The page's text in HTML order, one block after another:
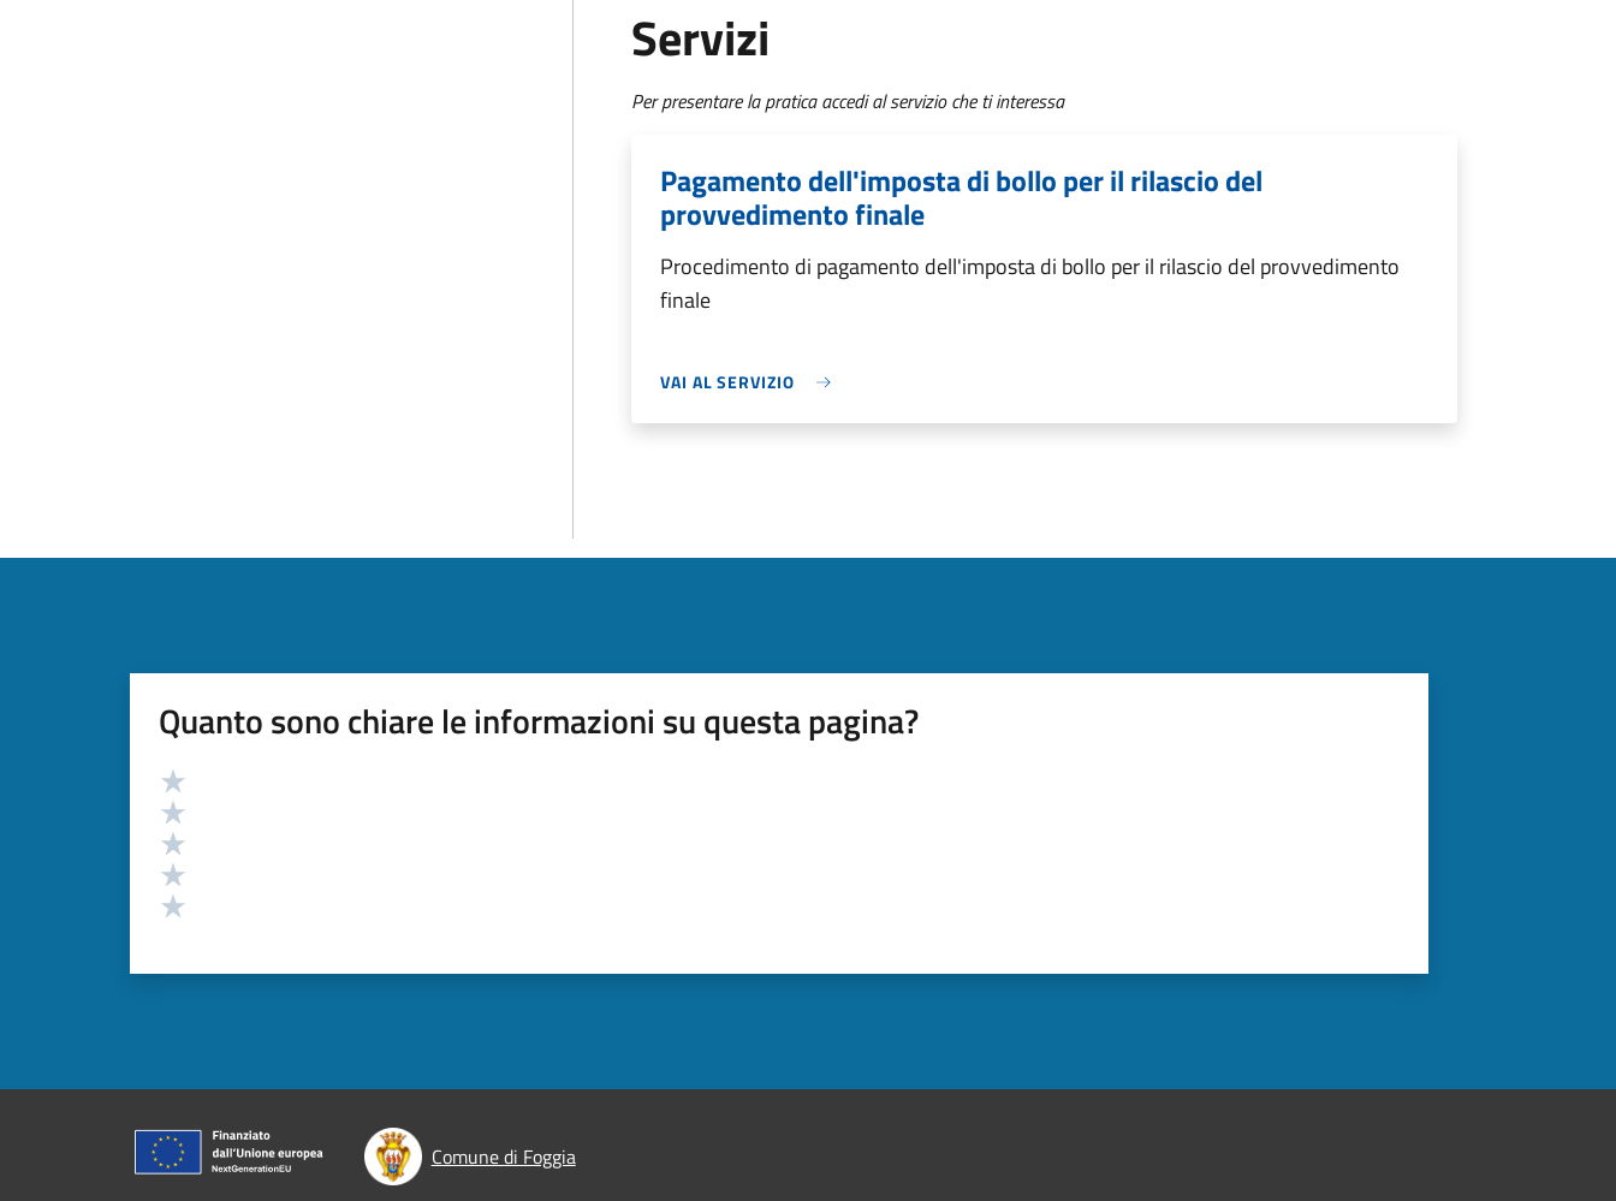
Servizi
Per presentare la pratica accedi al servizio che ti interessa
Pagamento dell'imposta di bollo per il rilascio del
provvedimento finale
Procedimento di pagamento dell'imposta di bollo per il rilascio del provvedimento
finale
VAI AL SERVIZIO
Quanto sono chiare le informazioni su questa pagina?
Valutazione
Comune di Foggia